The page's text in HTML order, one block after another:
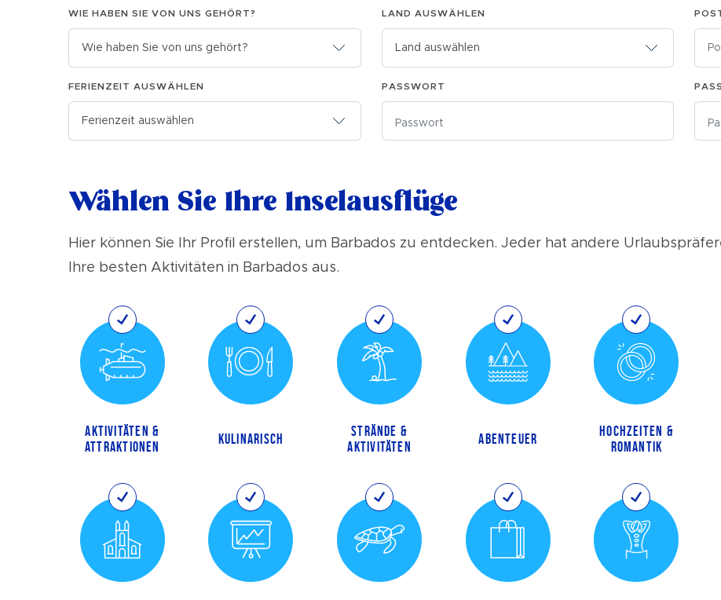
WIE HABEN SIE VON UNS GEHÖRT? LAND AUSWÄHLEN
FERIENZEIT AUSWÄHLEN PASSWORT
Wählen Sie Ihre Inselausflüge
Hier können Sie Ihr Profil erstellen, um Barbados zu entdecken. Jeder hat andere
Ihre besten Aktivitäten in Barbados aus.
AKTIVITÄTEN &
ATTRAKTIONEN
KULINARISCH
STRÄNDE &
AKTIVITÄTEN
ABENTEUER
HOCHZEITEN &
ROMANTIK